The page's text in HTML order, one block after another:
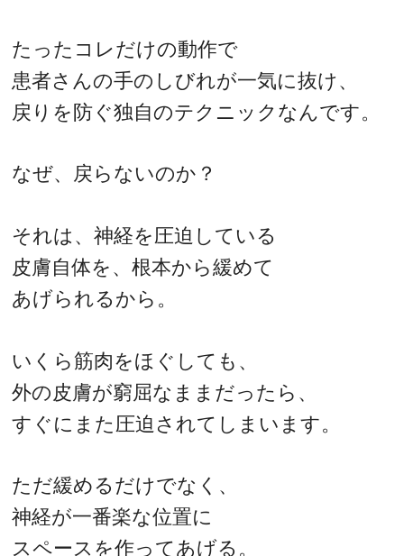
たったコレだけの動作で
患者さんの手のしびれが一気に抜け、
戻りを防ぐ独自のテクニックなんです。
なぜ、戻らないのか？
それは、神経を圧迫している
皮膚自体を、根本から緩めて
あげられるから。
いくら筋肉をほぐしても、
外の皮膚が窮屈なままだったら、
すぐにまた圧迫されてしまいます。
ただ緩めるだけでなく、
神経が一番楽な位置に
スペースを作ってあげる。